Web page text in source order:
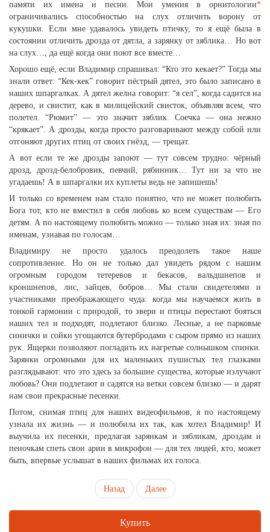
памяти их имена и песни. Мои умения в орнитологии*
ограничивались способностью на слух отличить ворону от
кукушки. Если мне удавалось увидеть птичку, то я ещё была в
состоянии отличить дрозда от дятла, а зарянку от зяблика… Но вот
на слух…, да ещё когда они поют все вместе…
Хорошо ещё, если Владимир спрашивал: “Кто это кекает?” Тогда мы
знали ответ: “Кек-кек” говорит пёстрый дятел, это было записано в
наших шпаргалках. А дятел желна говорит: “я сел”, когда садится на
дерево, и свистит, как в милицейский свисток, объявляя всем, что
полетел. “Рюмит” — это значит зяблик. Соечка — она нежно
“крякает”. А дрозды, когда просто разговаривают между собой или
отгоняют других птиц от своих гнёзд, — трещат.
А вот если те же дрозды запоют — тут совсем трудно: чёрный
дрозд, дрозд-белобровик, певчий, рябинник… Тут ни за что не
угадаешь! А в шпаргалки их куплеты ведь не запишешь!
И только со временем нам стало понятно, что не может полюбить
Бога тот, кто не вместил в себя любовь ко всем существам — Его
детям. А по настоящему полюбить можно — только зная их: зная по
именам, узнавая по голосам…
Владимиру не просто удалось преодолеть такое наше
сопротивление. Но он не только дал увидеть рядом с нашим
огромным городом тетеревов и бекасов, вальдшнепов и
кроншнепов, лис, зайцев, бобров… Мы стали свидетелями и
участниками преображающего чуда: когда мы научаемся жить в
тонкой гармонии с природой, то звери и птицы перестают бояться
наших тел и подходят, подлетают близко. Лесные, а не парковые
синички и сойки угощаются бутербродами с сыром прямо из наших
рук. Ящерки позволяют погладить их нагретые солнышком спинки.
Зарянки огромными для их маленьких пушистых тел глазками
разглядывают: что это здесь за большие существа, которые излучают
любовь? Они подлетают и садятся на ветки совсем близко — и дарят
нам свои прекрасные песенки.
Потом, снимая птиц для наших видеофильмов, я по настоящему
узнала их жизнь — и полюбила их так, как хотел Владимир! И
выучила их песенки, предлагая зарянкам и зябликам, дроздам и
пеночкам спеть свои арии в микрофон — для тех людей, кто, может
быть, впервые услышат в наших фильмах их голоса.
Назад Далее
Купить